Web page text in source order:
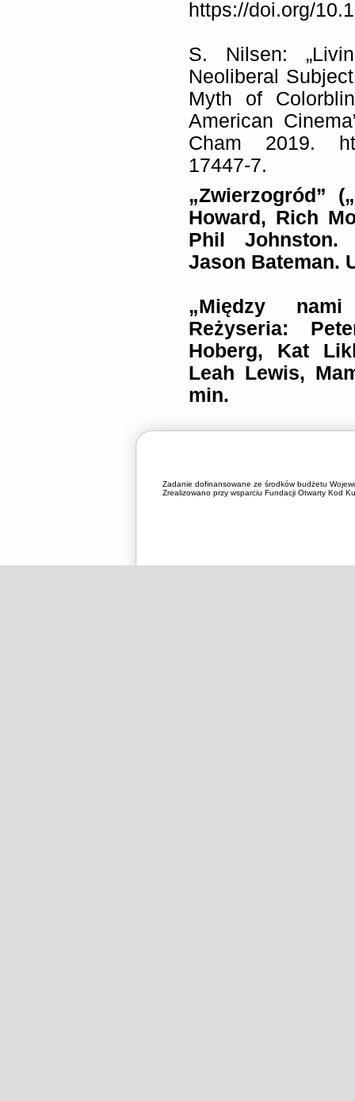
https://doi.org/
S. Nilsen:
Neoliberal
Myth of
American
Cham 2019.
17447-7.
„Zwierzogród”
Howard, Rich
Phil Johnston.
Jason Bateman.
„Między nami
Reżyseria:
Hoberg, Kat
Leah Lewis,
min.
Zadanie dofinansowane ze środków budżetu
Zrealizowano przy wsparciu Fundacji Otwarty Kod